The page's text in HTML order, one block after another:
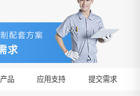
品 应用支持 提交需求